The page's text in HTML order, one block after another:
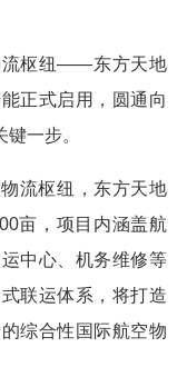
流枢纽——东方天地
正式启用，圆通向
一步。
流枢纽，东方天地
亩，项目内涵盖航
中心、机务维修等
联运体系，将打造
综合性国际航空物